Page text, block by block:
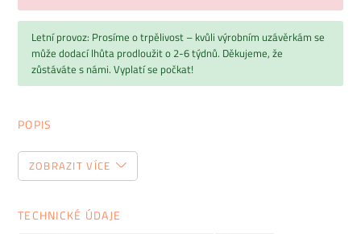
Letní provoz: Prosíme o trpělivost – kvůli výrobním uzávěrkám se
může dodací lhůta prodloužit o 2-6 týdnů. Děkujeme, že
zůstáváte s námi. Vyplatí se počkat!
POPIS
Exkluzivní manažerský nábytek LUNA
Pro luxusní kancelářské prostředí
Lunapředstavuje novou generaci nábytku, která vychází ze
ZOBRAZIT VÍCE
TECHNICKÉ ÚDAJE